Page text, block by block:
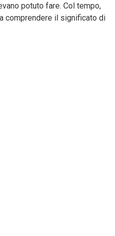
potuto fare. Col tempo,
comprendere il significato di